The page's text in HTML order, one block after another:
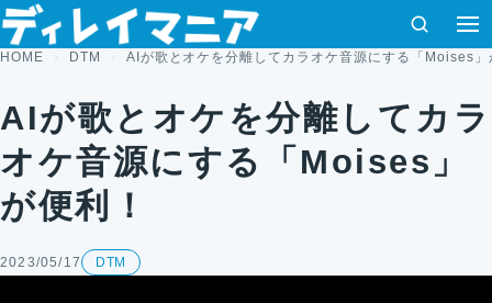
コンテンツへスキップ
検索
HOME DTM AIが歌とオケを分離してカラオケ音源にする「Moises」
AIが歌とオケを分離してカラ
オケ音源にする「Moises」
が便利！
2023/05/17 DTM